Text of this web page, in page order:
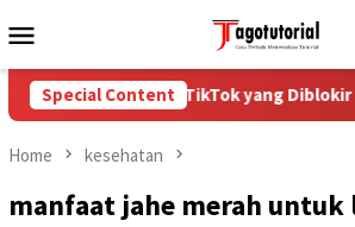
to
Menu
Special Content
Mengatasi Akun TikTok yang Diblokir
Home kesehatan
manfaat jahe merah untuk